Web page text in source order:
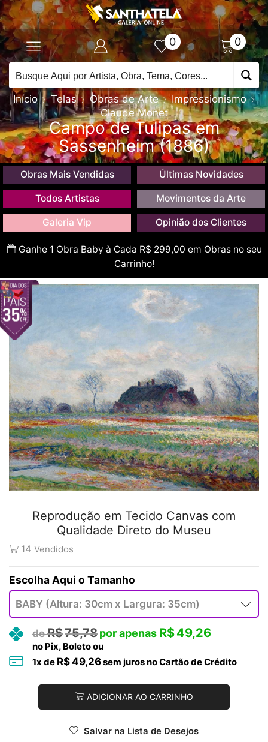
0 0
Início Telas Obras de Arte
Impressionismo
Claude Monet
Campo de Tulipas em
Sassenheim (1886)
Obras Mais Vendidas Últimas Novidades
Todos Artistas Movimentos da Arte
Galeria Vip Opinião dos Clientes
Ganhe 1 Obra Baby à Cada R$ 299,00 em Obras no seu
Carrinho!
Reprodução em Tecido Canvas com
Qualidade Direto do Museu
14 Vendidos
Tamanho
R$75,78 R$49,26
no Pix, Boleto ou
1x de R$49,26sem juros no Cartão de Crédito
ADICIONAR AO CARRINHO
Salvar na Lista de Desejos